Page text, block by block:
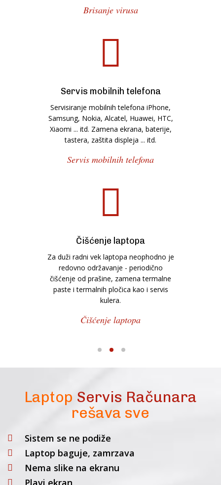
Brisanje virusa
Servis mobilnih telefona
Servisiranje mobilnih telefona iPhone,
Samsung, Nokia, Alcatel, Huawei, HTC,
Xiaomi ... itd. Zamena ekrana, baterije,
tastera, zaštita displeja ... itd.
Servis mobilnih telefona
Čišćenje laptopa
Za duži radni vek laptopa neophodno je
redovno održavanje - periodično
čišćenje od prašine, zamena termalne
paste i termalnih pločica kao i servis
kulera.
Čišćenje laptopa
1 2 3
Laptop Servis Računara
rešava sve
Sistem se ne podiže
Laptop baguje, zamrzava
Nema slike na ekranu